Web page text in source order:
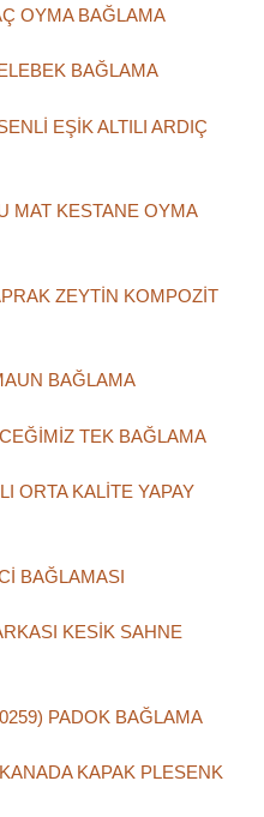
OYMA BAĞLAMA
BAĞLAMA
EŞİK ALTILI ARDIÇ
MAT KESTANE OYMA
ZEYTİN KOMPOZİT
BAĞLAMA
TEK BAĞLAMA
ORTA KALİTE YAPAY
BAĞLAMASI
KESİK SAHNE
PADOK BAĞLAMA
KAPAK PLESENK